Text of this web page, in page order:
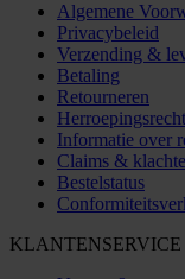
Algemene
Privacybeleid
Verzending &
Betaling
Retourneren
Herroepingsrecht
Informatie over
Claims &
Bestelstatus
KLANTENSERVICE